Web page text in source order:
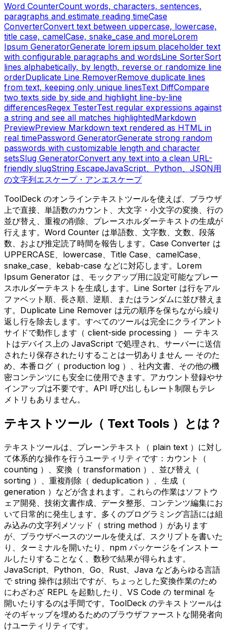
Word CounterCount words, characters, sentences,
paragraphs and estimate reading timeCase
ConverterConvert text between uppercase, lowercase,
title case, camelCase, snake_case and moreLorem
Ipsum GeneratorGenerate lorem ipsum placeholder text
with configurable paragraphs and wordsLine SorterSort
lines alphabetically, by length, reverse or randomize line
orderDuplicate Line RemoverRemove duplicate lines
from text, keeping only unique linesText DiffCompare
two texts side by side and highlight line-by-line
differencesRegex TesterTest regular expressions against
a string and see all matches highlightedMarkdown
PreviewPreview Markdown text rendered as HTML in
real timePassword GeneratorGenerate strong random
passwords with customizable length and character
setsSlug GeneratorConvert any text into a clean URL-
friendly slugString EscapeJavaScript、Python、JSON用
の文字列エスケープ・アンエスケープ
ToolDeck のオンラインテキストツールを使えば、ブラウザ
上で直接、単語数のカウント、大文字・小文字の変換、行の
並び替え、重複の削除、プレースホルダーテキストの生成が
行えます。Word Counter は単語数、文字数、文数、段落
数、および推定読了時間を報告します。Case Converter は
UPPERCASE、lowercase、Title Case、camelCase、
snake_case、kebab-case などに対応します。Lorem
Ipsum Generator は、モックアップ用に設定可能なプレー
スホルダーテキストを生成します。Line Sorter は行をアル
ファベット順、長さ順、逆順、またはランダムに並び替えま
す。Duplicate Line Remover は元の順序を保ちながら繰り
返し行を除去します。すべてのツールは完全にクライアント
サイドで動作します（ client-side processing ） — テキス
トはデバイス上の JavaScript で処理され、サーバーに送信
されたり保存されたりすることは一切ありません — そのた
め、本番ログ（ production log ）、社内文書、その他の機
密コンテンツにも安全に使用できます。アカウント登録やサ
インアップは不要です。API 呼び出しもレート制限もテレ
メトリもありません。
テキストツール（ Text Tools ）とは？
テキストツールは、プレーンテキスト（ plain text ）に対し
て体系的な操作を行うユーティリティです：カウント（
counting ）、変換（ transformation ）、並び替え（
sorting ）、重複削除（ deduplication ）、生成（
generation ）などが含まれます。これらの作業はソフトウ
ェア開発、技術文書作成、データ整形、コンテンツ編集にお
いて日常的に発生します。多くのプログラミング言語には組
み込みの文字列メソッド（ string method ）があります
が、ブラウザベースのツールを使えば、スクリプトを書いた
り、ターミナルを開いたり、npm パッケージをインストー
ルしたりすることなく、数秒で結果が得られます。
JavaScript、Python、Go、Rust、Java などあらゆる言語
で string 操作は頻出ですが、ちょっとした変換作業のため
にわざわざ REPL を起動したり、VS Code の terminal を
開いたりするのは手間です。ToolDeck のテキストツールは
そのギャップを埋めるためのブラウザファーストな開発者向
けユーティリティです。